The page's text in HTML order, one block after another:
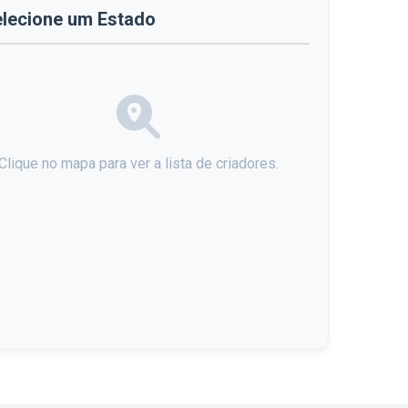
um Estado
no mapa para ver a lista de criadores.